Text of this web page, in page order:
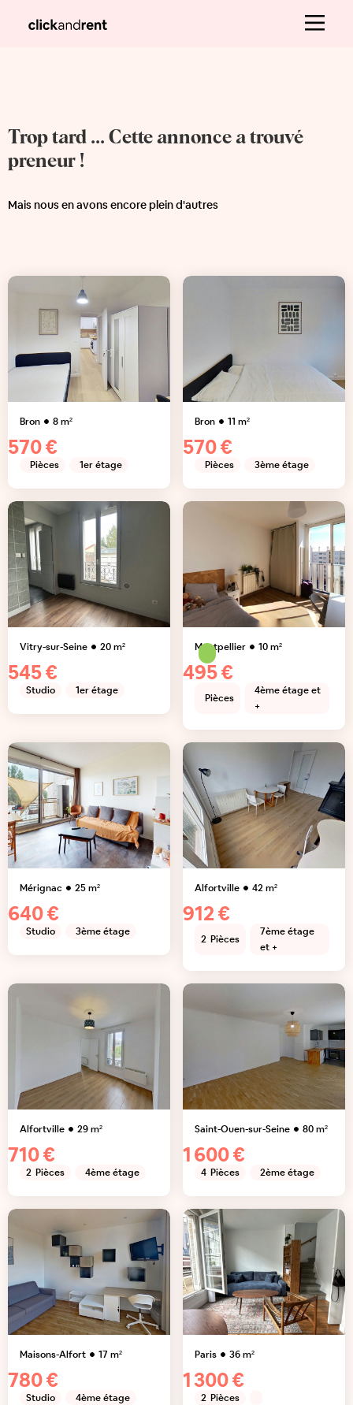
Trop tard ... Cette annonce a trouvé
preneur !
Mais nous en avons encore plein d'autres
Bron 8m²
570 €
Pièces 1er étage
Bron 11 m²
570 €
Pièces 3ème étage
Vitry-sur-Seine 20m²
545 €
Studio 1er étage
Montpellier 10m²
495 €
Pièces
4ème étage et
+
Mérignac 25m²
640 €
Studio 3ème étage
Alfortville 42m²
912 €
2 Pièces
7ème étage
et +
Alfortville 29m²
710 €
2 Pièces 4ème étage
Saint-Ouen-sur-Seine 80m²
1 600 €
4 Pièces 2ème étage
Maisons-Alfort 17m²
780 €
Studio 4ème étage
Paris 36m²
1 300 €
2 Pièces